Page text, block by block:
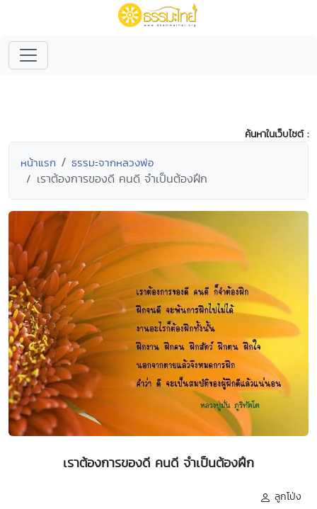
ค้นหาในเว็บไซต์ :
หน้าแรก ธรรมะจากหลวงพ่อ
เราต้องการของดี คนดี จำเป็นต้องฝึก
เราต้องการของดี คนดี จำเป็นต้องฝึก
ลูกโป่ง